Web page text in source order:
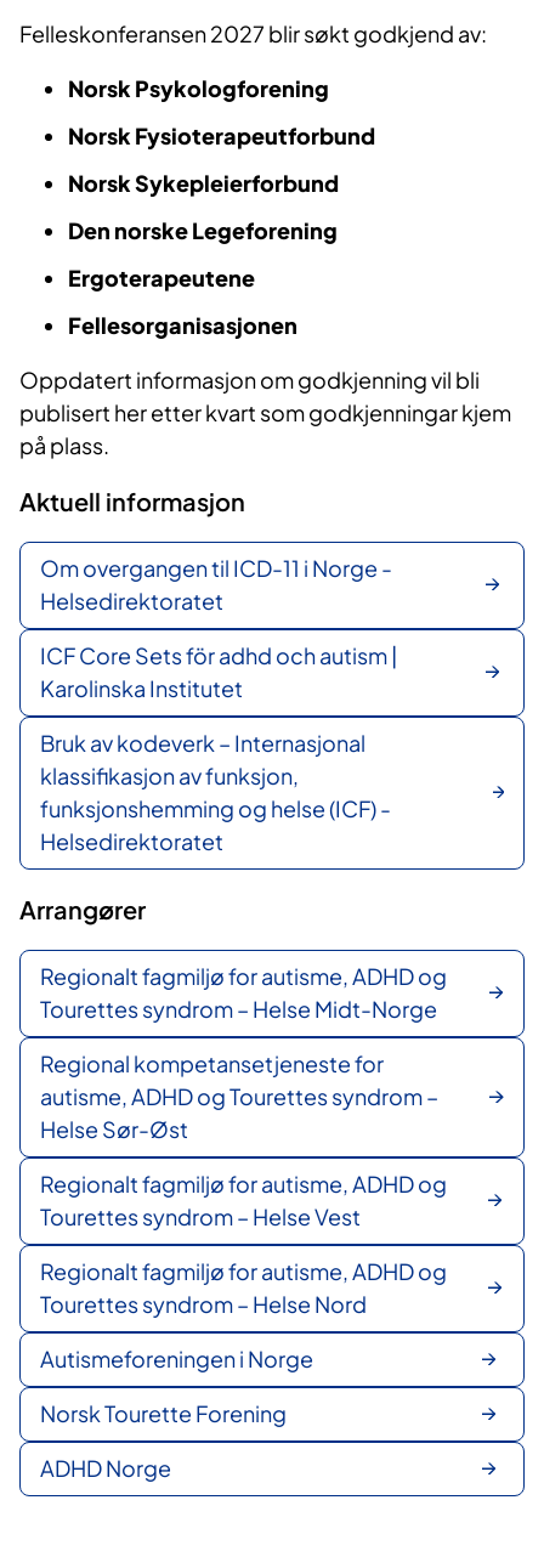
Felleskonferansen 2027 blir søkt godkjend av:
Norsk Psykologforening
Norsk Fysioterapeutforbund
Norsk Sykepleierforbund
Den norske Legeforening
Ergoterapeutene
Fellesorganisasjonen
Oppdatert informasjon om godkjenning vil bli
publisert her etter kvart som godkjenningar kjem
på plass.
Aktuell informasjon
Om overgangen til ICD-11 i Norge -
Helsedirektoratet
ICF Core Sets för adhd och autism |
Karolinska Institutet
Bruk av kodeverk – Internasjonal
klassifikasjon av funksjon,
funksjonshemming og helse (ICF) -
Helsedirektoratet
Arrangører
Regionalt fagmiljø for autisme, ADHD og
Tourettes syndrom – Helse Midt-Norge
Regional kompetansetjeneste for
autisme, ADHD og Tourettes syndrom –
Helse Sør-Øst
Regionalt fagmiljø for autisme, ADHD og
Tourettes syndrom – Helse Vest
Regionalt fagmiljø for autisme, ADHD og
Tourettes syndrom – Helse Nord
Autismeforeningen i Norge
Norsk Tourette Forening
ADHD Norge